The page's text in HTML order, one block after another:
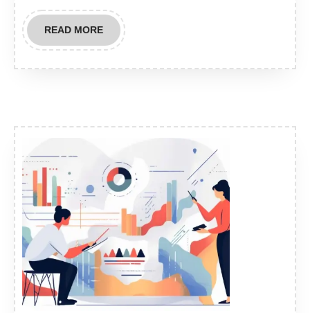
READ MOREREAD
MORE